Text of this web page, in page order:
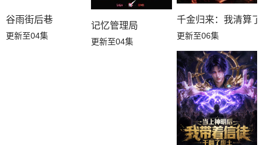
第02集
谷雨街后巷
更新至04集
记忆管理局
更新至04集
千金归来：我清算
更新至06集